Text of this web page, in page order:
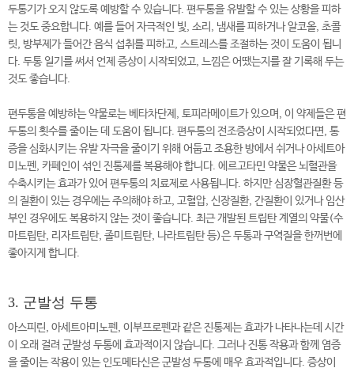
두통기가 오지 않도록 예방할 수 있습니다. 편두통을 유발할 수 있는 상황을 피하
는 것도 중요합니다. 예를 들어 자극적인 빛, 소리, 냄새를 피하거나 알코올, 초콜
릿, 방부제가 들어간 음식 섭취를 피하고, 스트레스를 조절하는 것이 도움이 됩니
다. 두통 일기를 써서 언제 증상이 시작되었고, 느낌은 어땠는지를 잘 기록해 두는
것도 좋습니다.
편두통을 예방하는 약물로는 베타차단제, 토피라메이트가 있으며, 이 약제들은 편
두통의 횟수를 줄이는 데 도움이 됩니다. 편두통의 전조증상이 시작되었다면, 통
증을 심화시키는 유발 자극을 줄이기 위해 어둡고 조용한 방에서 쉬거나 아세트아
미노펜, 카페인이 섞인 진통제를 복용해야 합니다. 에르고타민 약물은 뇌혈관을
수축시키는 효과가 있어 편두통의 치료제로 사용됩니다. 하지만 심장혈관질환 등
의 질환이 있는 경우에는 주의해야 하고, 고혈압, 신장질환, 간질환이 있거나 임산
부인 경우에도 복용하지 않는 것이 좋습니다. 최근 개발된 트립탄 계열의 약물(수
마트립탄, 리자트립탄, 졸미트립탄, 나라트립탄 등)은 두통과 구역질을 한꺼번에
좋아지게 합니다.
3. 군발성 두통
아스피린, 아세트아미노펜, 이부프로펜과 같은 진통제는 효과가 나타나는데 시간
이 오래 걸려 군발성 두통에 효과적이지 않습니다. 그러나 진통 작용과 함께 염증
을 줄이는 작용이 있는 인도메타신은 군발성 두통에 매우 효과적입니다. 증상이